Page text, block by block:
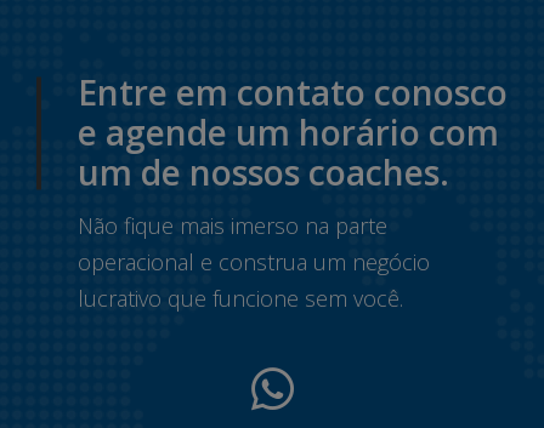
Entre em contato conosco
e agende um horário com
um de nossos coaches.
Não fique mais imerso na parte
operacional e construa um negócio
lucrativo que funcione sem você.